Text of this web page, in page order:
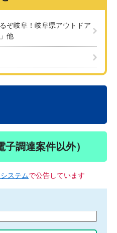
ぞ岐阜！岐阜県アウトドア
他
調達案件以外）
ステムで公告しています